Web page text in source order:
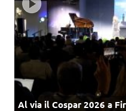
Al via il Cospar 2026 a